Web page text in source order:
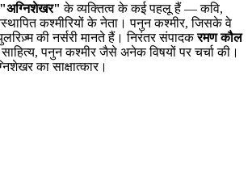
के व्यक्तित्व के कई पहलू हैं — कवि,
कश्मीरियों के नेता। पनुन कश्मीर, जिसके वे
की नर्सरी मानते हैं। निरंतर संपादकरमण कौल
पनुन कश्मीर जैसे अनेक विषयों पर चर्चा की।
का साक्षात्कार।